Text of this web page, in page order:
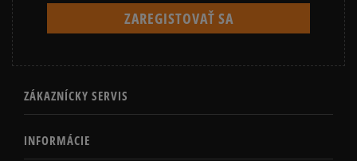
ZÁKAZNÍCKY SERVIS
INFORMÁCIE